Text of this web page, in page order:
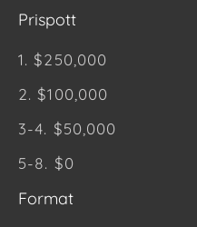
Prispott
1. $250,000
2. $100,000
3-4. $50,000
5-8. $0
Format